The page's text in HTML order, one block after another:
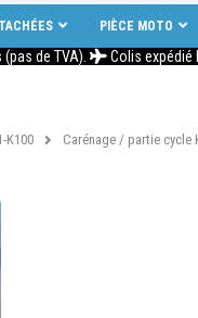
PIÈCE MOTO
de TVA). Colis expédié
K100 Carénage / partie cycle